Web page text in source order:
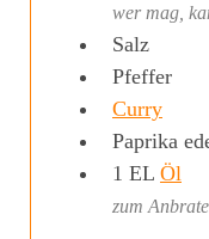
wer mag,
Salz
Pfeffer
Curry
Paprika
1 EL Öl
zum